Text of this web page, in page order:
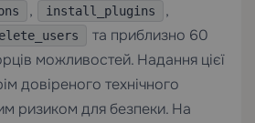
, install_plugins ,
та приблизно 60
можливостей. Надання цієї
довіреного технічного
ризиком для безпеки. На